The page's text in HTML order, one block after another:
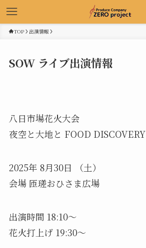
TOP 出演情報
SOW ライブ出演情報
八日市場花火大会
夜空と大地と FOOD DISCOVERY
2025年 8月30日 （土）
会場 匝瑳おひさま広場
出演時間 18:10～
花火打上げ 19:30～